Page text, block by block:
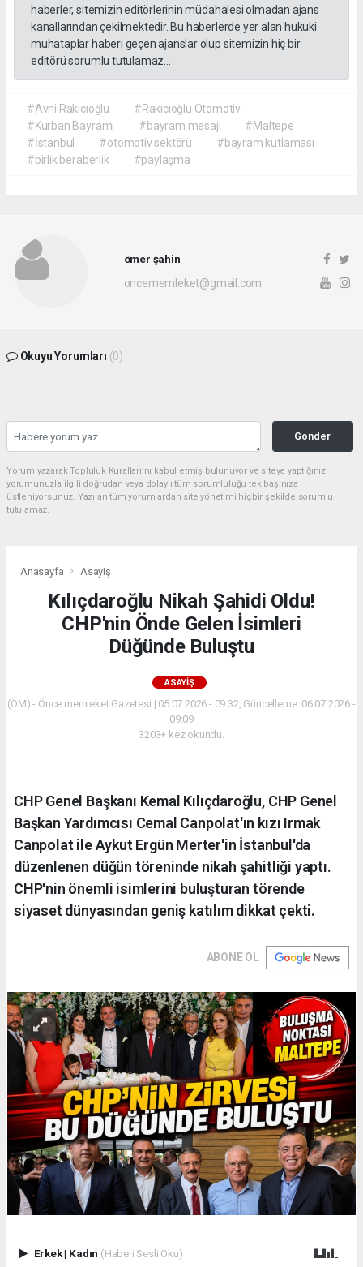
haberler, sitemizin editörlerinin müdahalesi olmadan ajans
kanallarından çekilmektedir. Bu haberlerde yer alan hukuki
muhataplar haberi geçen ajanslar olup sitemizin hiç bir
editörü sorumlu tutulamaz...
#Avni Rakıcıoğlu
#Rakıcıoğlu Otomotiv
#Kurban Bayramı
#bayram mesajı
#Maltepe
#İstanbul
#otomotiv sektörü
#bayram kutlaması
#birlik beraberlik
#paylaşma
ömer şahin
oncememleket@gmail.com
Okuyu Yorumları (0)
Gonder
Yorum yazarak Topluluk Kuralları’nı kabul etmiş bulunuyor ve siteye yaptığınız
yorumunuzla ilgili doğrudan veya dolaylı tüm sorumluluğu tek başınıza
üstleniyorsunuz. Yazılan tüm yorumlardan site yönetimi hiçbir şekilde sorumlu
tutulamaz.
Anasayfa Asayiş
Kılıçdaroğlu Nikah Şahidi Oldu!
CHP'nin Önde Gelen İsimleri
Düğünde Buluştu
ASAYIŞ
(ÖM) - Önce memleket Gazetesi | 05.07.2026 - 09:32, Güncelleme: 06.07.2026 -
09:09
3203+ kez okundu.
CHP Genel Başkanı Kemal Kılıçdaroğlu, CHP Genel
Başkan Yardımcısı Cemal Canpolat'ın kızı Irmak
Canpolat ile Aykut Ergün Merter'in İstanbul'da
düzenlenen düğün töreninde nikah şahitliği yaptı.
CHP'nin önemli isimlerini buluşturan törende
siyaset dünyasından geniş katılım dikkat çekti.
ABONE OL
Erkek| Kadın (Haberi Sesli Oku)